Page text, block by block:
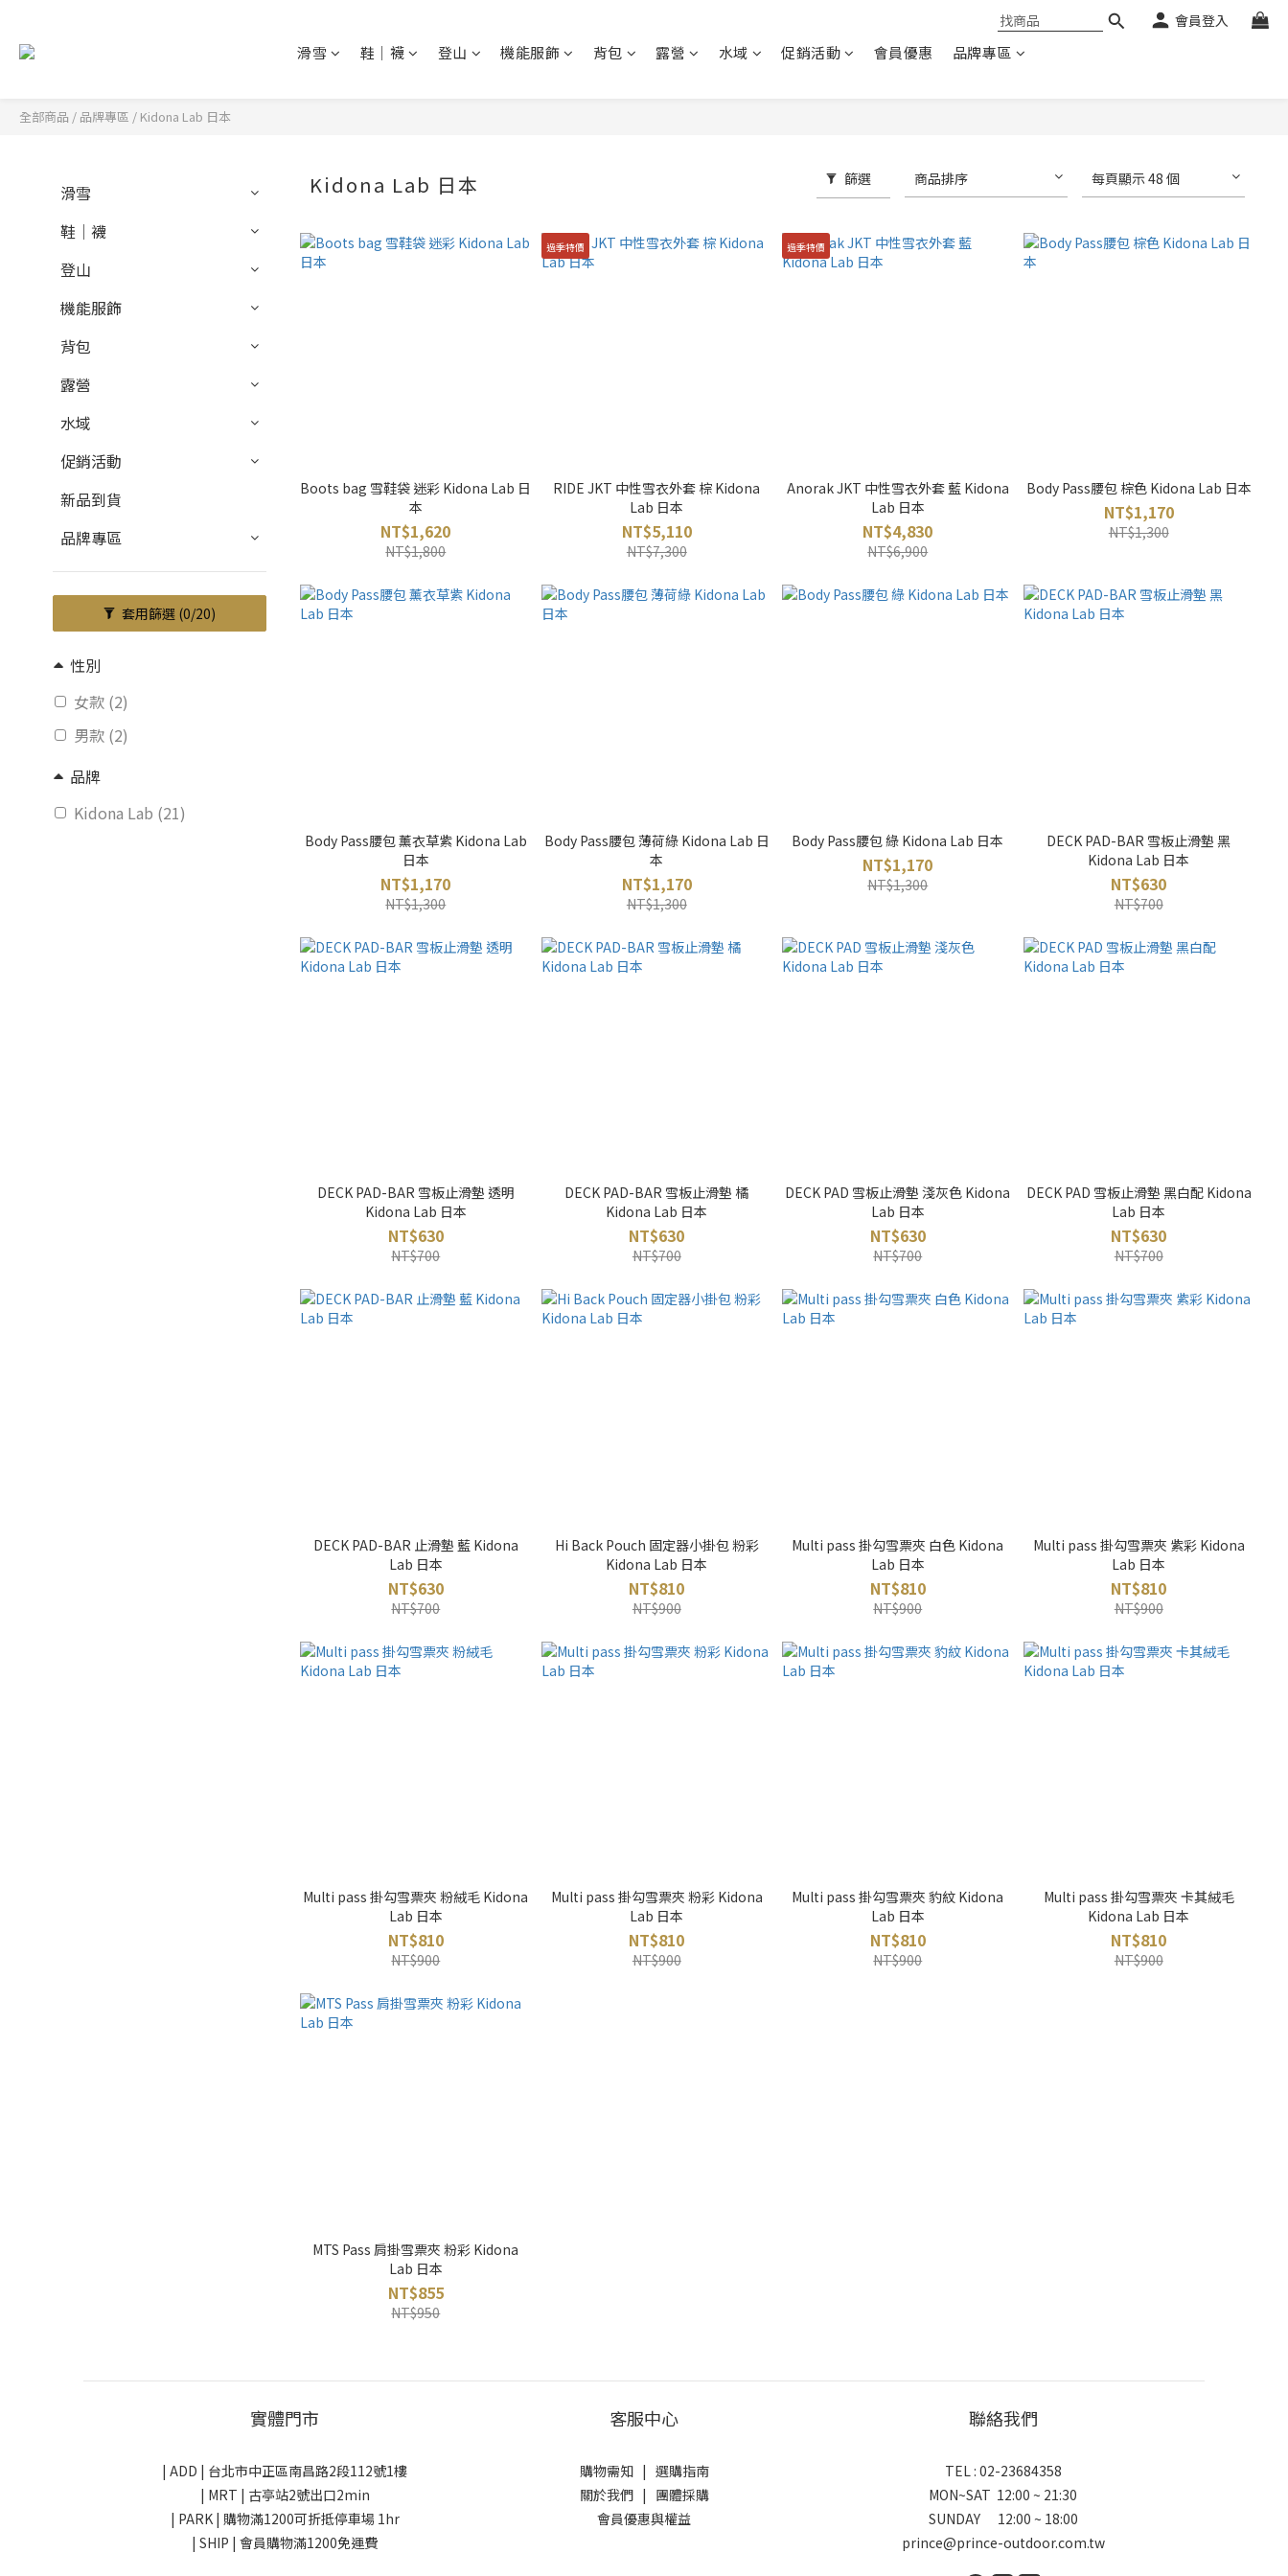
會員登入
滑雪 鞋│襪 登山 機能服飾 背包 露營 水域 促銷活動 會員優惠 品牌專區
全部商品 / 品牌專區 / Kidona Lab 日本
滑雪
鞋│襪
登山
機能服飾
背包
露營
水域
促銷活動
新品到貨
品牌專區
套用篩選 (0/20)
性別
女款 (2)
男款 (2)
品牌
Kidona Lab (21)
Kidona Lab 日本 篩選 商品排序 每頁顯示 48 個
Boots bag 雪鞋袋 迷彩 Kidona Lab 日
本
NT$1,620
NT$1,800
過季特價
RIDE JKT 中性雪衣外套 棕 Kidona
Lab 日本
NT$5,110
NT$7,300
過季特價
Anorak JKT 中性雪衣外套 藍 Kidona
Lab 日本
NT$4,830
NT$6,900
Body Pass腰包 棕色 Kidona Lab 日本
NT$1,170
NT$1,300
Body Pass腰包 薰衣草紫 Kidona Lab
日本
NT$1,170
NT$1,300
Body Pass腰包 薄荷綠 Kidona Lab 日
本
NT$1,170
NT$1,300
Body Pass腰包 綠 Kidona Lab 日本
NT$1,170
NT$1,300
DECK PAD-BAR 雪板止滑墊 黑
Kidona Lab 日本
NT$630
NT$700
DECK PAD-BAR 雪板止滑墊 透明
Kidona Lab 日本
NT$630
NT$700
DECK PAD-BAR 雪板止滑墊 橘
Kidona Lab 日本
NT$630
NT$700
DECK PAD 雪板止滑墊 淺灰色 Kidona
Lab 日本
NT$630
NT$700
DECK PAD 雪板止滑墊 黑白配 Kidona
Lab 日本
NT$630
NT$700
DECK PAD-BAR 止滑墊 藍 Kidona
Lab 日本
NT$630
NT$700
Hi Back Pouch 固定器小掛包 粉彩
Kidona Lab 日本
NT$810
NT$900
Multi pass 掛勾雪票夾 白色 Kidona
Lab 日本
NT$810
NT$900
Multi pass 掛勾雪票夾 紫彩 Kidona
Lab 日本
NT$810
NT$900
Multi pass 掛勾雪票夾 粉絨毛 Kidona
Lab 日本
NT$810
NT$900
Multi pass 掛勾雪票夾 粉彩 Kidona
Lab 日本
NT$810
NT$900
Multi pass 掛勾雪票夾 豹紋 Kidona
Lab 日本
NT$810
NT$900
Multi pass 掛勾雪票夾 卡其絨毛
Kidona Lab 日本
NT$810
NT$900
MTS Pass 肩掛雪票夾 粉彩 Kidona
Lab 日本
NT$855
NT$950
實體門市
| ADD | 台北市中正區南昌路2段112號1樓
| MRT | 古亭站2號出口2min
| PARK | 購物滿1200可折抵停車場 1hr
| SHIP | 會員購物滿1200免運費
客服中心
購物需知| 選購指南
關於我們| 團體採購
會員優惠與權益
聯絡我們
TEL : 02-23684358
MON~SAT 12:00 ~ 21:30
SUNDAY 12:00 ~ 18:00
prince@prince-outdoor.com.tw